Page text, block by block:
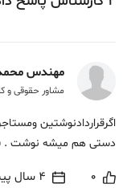
مهندس محمد
مشاور حقوقی و
اگرقراردادنوشتین
دستی هم میشه نوشت .
0 4 سال پیش